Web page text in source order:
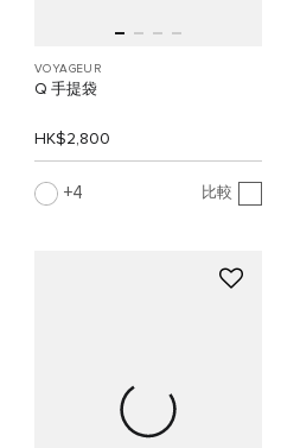
VOYAGEUR
Q 手提袋
HK$2,800
4 比較